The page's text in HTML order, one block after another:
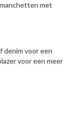
met
denim voor een
voor een meer